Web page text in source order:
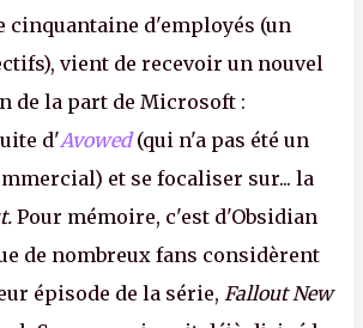
cinquantaine d'employés (un
vient de recevoir un nouvel
de la part de Microsoft :
d'Avowed(qui n'a pas été un
et se focaliser sur... la
Pour mémoire, c'est d'Obsidian
de nombreux fans considèrent
épisode de la série, Fallout New